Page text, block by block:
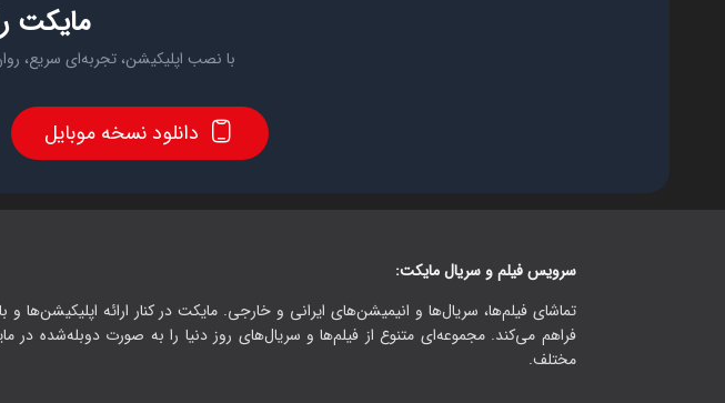
مایکت
با نصب اپلیکیشن، تجربه‌ای سریع،
دانلود نسخه موبایل
سرویس فیلم و سریال مایکت:
تماشای فیلم‌ها، سریال‌ها و انیمیشن‌های ایرانی و خارجی. مایکت در کنار ارائه
فراهم می‌کند. مجموعه‌ای متنوع از فیلم‌ها و سریال‌های روز دنیا را به صورت دوبله‌شده در
مختلف.